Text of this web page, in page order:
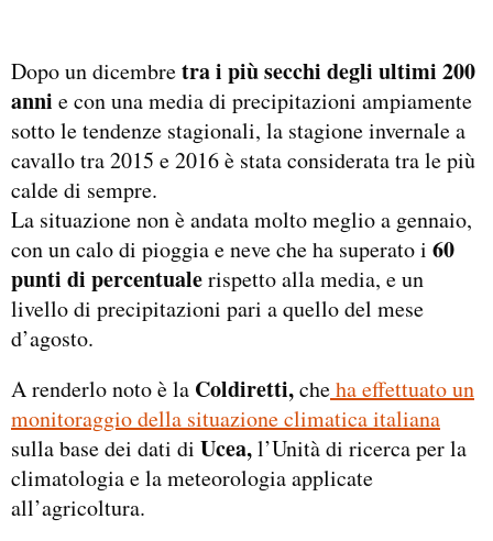
Dopo un dicembretra i più secchi degli ultimi 200
anni e con una media di precipitazioni ampiamente
sotto le tendenze stagionali, la stagione invernale a
cavallo tra 2015 e 2016 è stata considerata tra le più
calde di sempre.
La situazione non è andata molto meglio a gennaio,
con un calo di pioggia e neve che ha superato i 60
punti di percentualerispetto alla media, e un
livello di precipitazioni pari a quello del mese
d’agosto.
A renderlo noto è la Coldiretti,cheha effettuato un
monitoraggio della situazione climatica italiana
sulla base dei dati di Ucea,l’Unità di ricerca per la
climatologia e la meteorologia applicate
all’agricoltura.